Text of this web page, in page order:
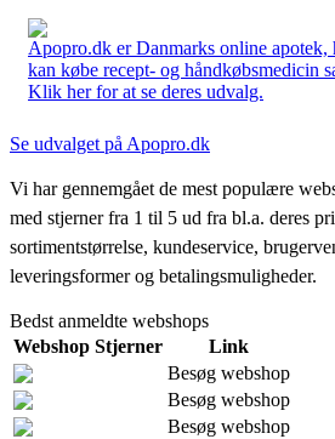
Apopro.dk er Danmarks online
kan købe recept- og håndkøbsmedicin
Klik her for at se deres udvalg.
Se udvalget på Apopro.dk
Vi har gennemgået de mest populære
med stjerner fra 1 til 5 ud fra bl.a. deres
sortimentstørrelse, kundeservice,
leveringsformer og betalingsmuligheder.
Bedst anmeldte webshops
Webshop Stjerner
Link
Besøg webshop
Besøg webshop
Besøg webshop